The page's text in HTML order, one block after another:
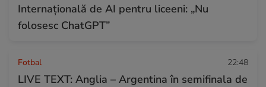
Internațională de AI pentru liceeni: „Nu
folosesc ChatGPT”
Fotbal 22:48
LIVE TEXT: Anglia – Argentina în semifinala de